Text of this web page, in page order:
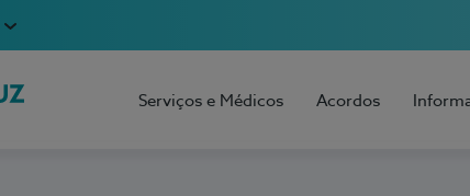
Serviços e Médicos Acordos